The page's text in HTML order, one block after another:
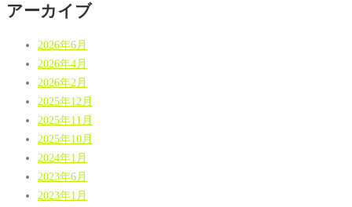
アーカイブ
2026年6月
2026年4月
2026年2月
2025年12月
2025年11月
2025年10月
2024年1月
2023年6月
2023年1月